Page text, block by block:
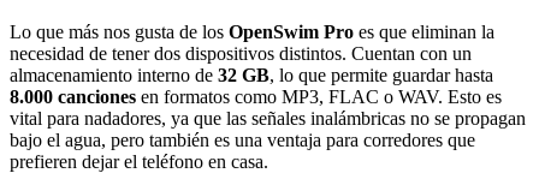
Lo que más nos gusta de los OpenSwim Pro es que eliminan la
necesidad de tener dos dispositivos distintos. Cuentan con un
almacenamiento interno de 32 GB, lo que permite guardar hasta
8.000 canciones en formatos como MP3, FLAC o WAV. Esto es
vital para nadadores, ya que las señales inalámbricas no se propagan
bajo el agua, pero también es una ventaja para corredores que
prefieren dejar el teléfono en casa.